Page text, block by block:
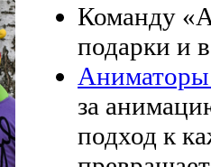
Команду
подарки и
Аниматоры
за
подход к